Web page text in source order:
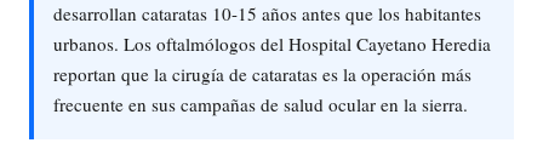
desarrollan cataratas 10-15 años antes que los habitantes
urbanos. Los oftalmólogos del Hospital Cayetano Heredia
reportan que la cirugía de cataratas es la operación más
frecuente en sus campañas de salud ocular en la sierra.